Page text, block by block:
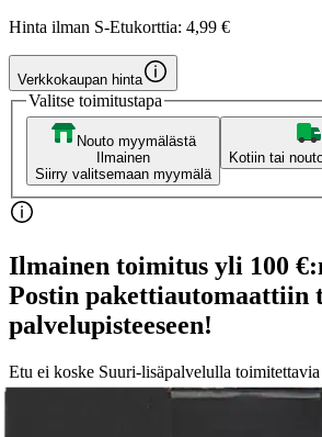
Hinta ilman S-Etukorttia: 4,99 €
Verkkokaupan hinta
Valitse toimitustapa
Nouto myymälästä
Ilmainen
Siirry valitsemaan myymälä
Kotiin tai
Ilmainen toimitus yli 100
Postin pakettiautomaattiin
palvelupisteeseen!
Etu ei koske Suuri‑lisäpalvelulla